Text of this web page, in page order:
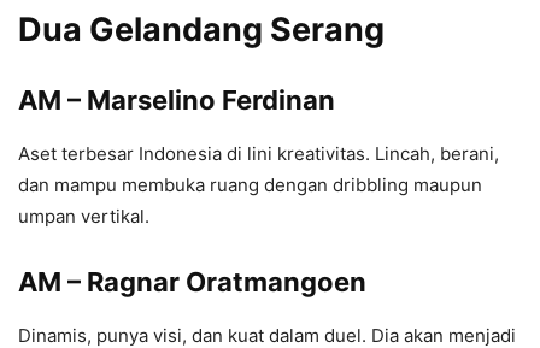
Dua Gelandang Serang
AM – Marselino Ferdinan
Aset terbesar Indonesia di lini kreativitas. Lincah, berani,
dan mampu membuka ruang dengan dribbling maupun
umpan vertikal.
AM – Ragnar Oratmangoen
Dinamis, punya visi, dan kuat dalam duel. Dia akan menjadi